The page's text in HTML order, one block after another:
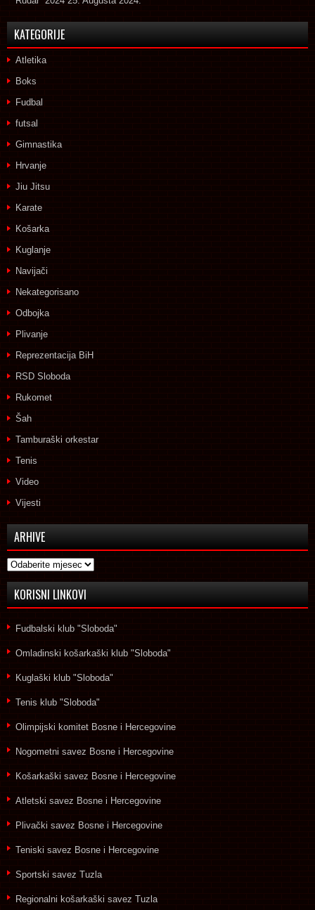
KATEGORIJE
Atletika
Boks
Fudbal
futsal
Gimnastika
Hrvanje
Jiu Jitsu
Karate
Košarka
Kuglanje
Navijači
Nekategorisano
Odbojka
Plivanje
Reprezentacija BiH
RSD Sloboda
Rukomet
Šah
Tamburaški orkestar
Tenis
Video
Vijesti
ARHIVE
Arhive
KORISNI LINKOVI
Fudbalski klub "Sloboda"
Omladinski košarkaški klub "Sloboda"
Kuglaški klub "Sloboda"
Tenis klub "Sloboda"
Olimpijski komitet Bosne i Hercegovine
Nogometni savez Bosne i Hercegovine
Košarkaški savez Bosne i Hercegovine
Atletski savez Bosne i Hercegovine
Plivački savez Bosne i Hercegovine
Teniski savez Bosne i Hercegovine
Sportski savez Tuzla
Regionalni košarkaški savez Tuzla